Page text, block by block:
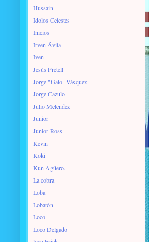
Hussain
Idolos Celestes
Inicios
Irven Ávila
Iven
Jesús Pretell
Jorge "Gato" Vásquez
Jorge Cazulo
Julio Melendez
Junior
Junior Ross
Kevin
Koki
Kun Agüero.
La cobra
Loba
Lobatón
Loco
Loco Delgado